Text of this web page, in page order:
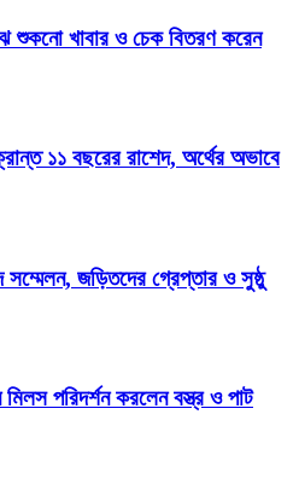
শুকনো খাবার ও চেক বিতরণ করেন
১১ বছরের রাশেদ, অর্থের অভাবে
সম্মেলন, জড়িতদের গ্রেপ্তার ও সুষ্ঠু
পরিদর্শন করলেন বস্ত্র ও পাট